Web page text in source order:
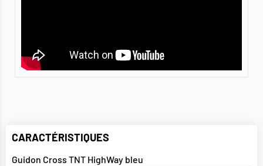
CARACTÉRISTIQUES
Guidon Cross TNT HighWay bleu